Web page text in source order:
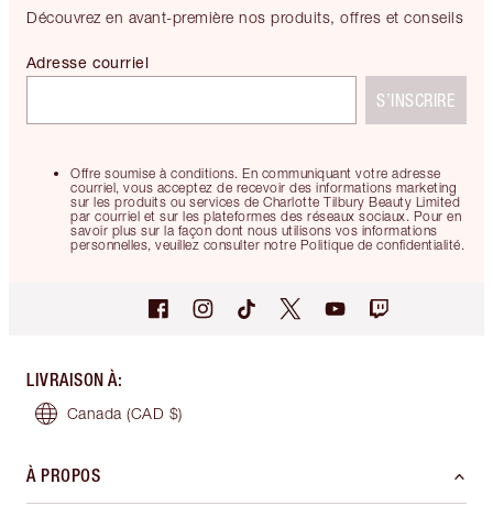
Découvrez en avant-première nos produits, offres et conseils
Offre soumise à conditions. En communiquant votre adresse
courriel, vous acceptez de recevoir des informations marketing
sur les produits ou services de Charlotte Tilbury Beauty Limited
par courriel et sur les plateformes des réseaux sociaux. Pour en
savoir plus sur la façon dont nous utilisons vos informations
personnelles, veuillez consulter notre Politique de confidentialité.
Adresse courriel
S’INSCRIRE
LIVRAISON À:
Canada (CAD $)
À PROPOS